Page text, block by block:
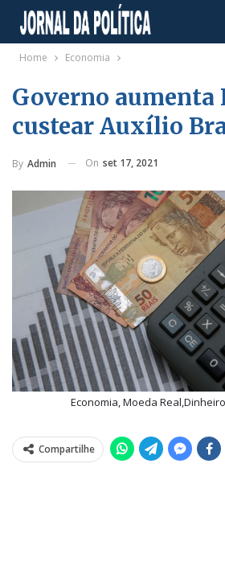
Home Economia
Governo aumenta
custear Auxílio
By Admin On set 17, 2021
Economia, Moeda
Compartilhe